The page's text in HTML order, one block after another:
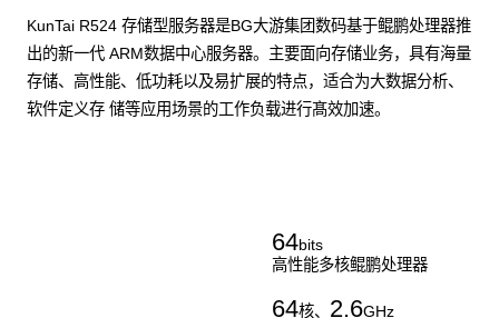
KunTai R524 存储型服务器是BG大游集团数码基于鲲鹏处理器推
出的新一代 ARM数据中心服务器。主要面向存储业务，具有海量
存储、高性能、低功耗以及易扩展的特点，适合为大数据分析、
软件定义存 储等应用场景的工作负载进行髙效加速。
64bits
高性能多核鲲鹏处理器
64核、 2.6GHz